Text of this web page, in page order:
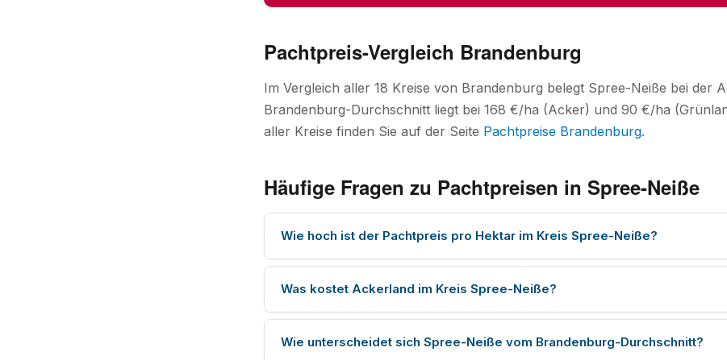
Pachtpreis-Vergleich Brandenburg
Im Vergleich aller 18 Kreise von Brandenburg belegt Spree-Neiße bei der
Brandenburg-Durchschnitt liegt bei 168 €/ha (Acker) und 90 €/ha
aller Kreise finden Sie auf der Seite Pachtpreise Brandenburg.
Häufige Fragen zu Pachtpreisen in Spree-Neiße
Wie hoch ist der Pachtpreis pro Hektar im Kreis Spree-Neiße?
Was kostet Ackerland im Kreis Spree-Neiße?
Wie unterscheidet sich Spree-Neiße vom Brandenburg-Durchschnitt?